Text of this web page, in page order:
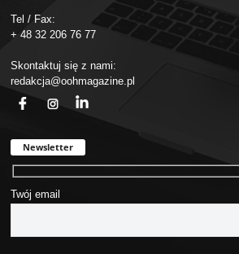
Tel / Fax:
+ 48 32 206 76 77
Skontaktuj się z nami:
redakcja@oohmagazine.pl
Newsletter
Twój email